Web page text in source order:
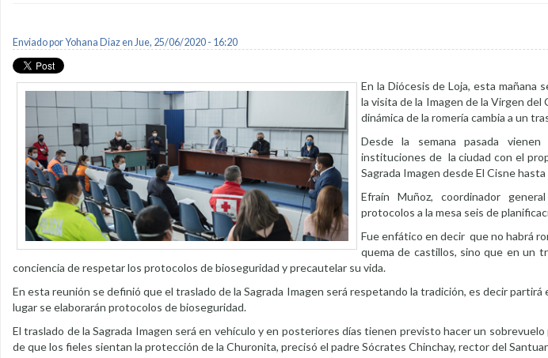
Enviado porYohana Diazen Jue, 25/06/2020 - 16:20
En la Diócesis de Loja, esta mañana
la visita de la Imagen de la Virgen del
dinámica de la romería cambia a un
Desde la semana pasada
instituciones de la ciudad con el
Sagrada Imagen desde El Cisne
Efraín Muñoz, coordinador
protocolos a la mesa seis de
Fue enfático en decir que no habrá
quema de castillos, sino que en un
conciencia de respetar los protocolos de bioseguridad y precautelar su vida.
En esta reunión se definió que el traslado de la Sagrada Imagen será respetando la tradición, es decir partirá
lugar se elaborarán protocolos de bioseguridad.
El traslado de la Sagrada Imagen será en vehículo y en posteriores días tienen previsto hacer un
de que los fieles sientan la protección de la Churonita, precisó el padre Sócrates Chinchay, rector del